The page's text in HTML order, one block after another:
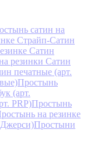
сатин на
Страйп-Сатин
Сатин
резинки Сатин
печатные (арт.
Простынь
(арт.
PRP)Простынь
на резинке
Простыни